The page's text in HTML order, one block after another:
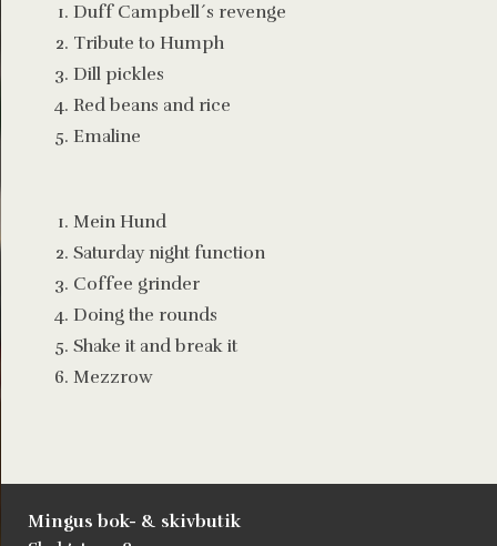
Duff Campbell´s revenge
Tribute to Humph
Dill pickles
Red beans and rice
Emaline
Mein Hund
Saturday night function
Coffee grinder
Doing the rounds
Shake it and break it
Mezzrow
Mingus bok- & skivbutik